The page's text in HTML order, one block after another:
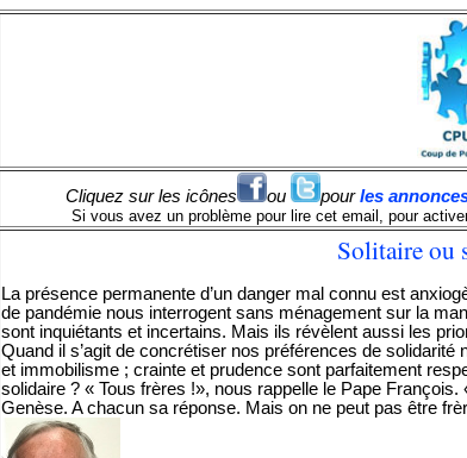
Cliquez sur les icônes ou pourles
Si vous avez un problème pour lire cet email, pour
Solitaire ou
La présence permanente d’un danger mal connu est
de pandémie nous interrogent sans ménagement sur la
sont inquiétants et incertains. Mais ils révèlent aussi les
Quand il s’agit de concrétiser nos préférences de
et immobilisme ; crainte et prudence sont parfaitement
solidaire ? « Tous frères !», nous rappelle le Pape
Genèse. A chacun sa réponse. Mais on ne peut pas être